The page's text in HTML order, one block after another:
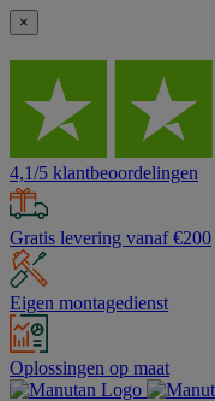
×
4,1/5 klantbeoordelingen
Gratis levering vanaf €200
Eigen montagedienst
Oplossingen op maat